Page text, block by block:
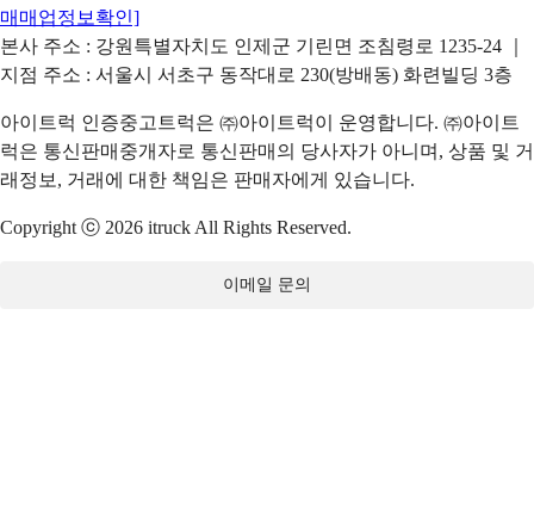
매매업정보확인]
본사 주소 : 강원특별자치도 인제군 기린면 조침령로 1235-24 ｜
지점 주소 : 서울시 서초구 동작대로 230(방배동) 화련빌딩 3층
아이트럭 인증중고트럭은 ㈜아이트럭이 운영합니다. ㈜아이트
럭은 통신판매중개자로 통신판매의 당사자가 아니며, 상품 및 거
래정보, 거래에 대한 책임은 판매자에게 있습니다.
Copyright ⓒ 2026 itruck All Rights Reserved.
이메일 문의